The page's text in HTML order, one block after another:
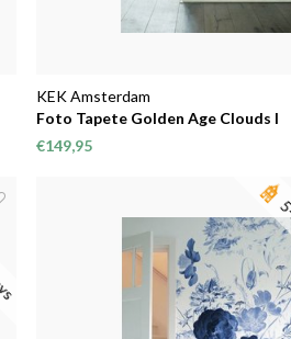
KEK Amsterdam
Foto Tapete Golden Age Clouds I
€149,95